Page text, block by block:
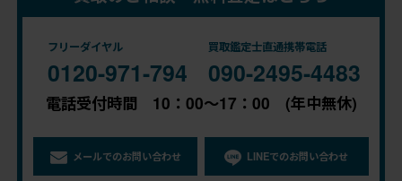
フリーダイヤル
0120-971-794
買取鑑定士直通携帯電話
090-2495-4483
電話受付時間 10：00～17：00 (年中無休)
メールでのお問い合わせ LINEでのお問い合わせ